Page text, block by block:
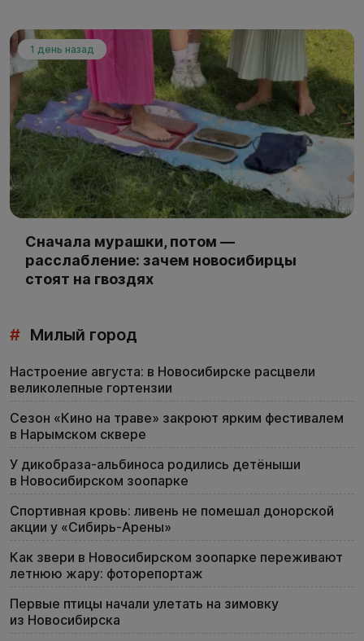
1 день назад
Сначала мурашки, потом —
расслабление: зачем новосибирцы
стоят на гвоздях
# Милый город
Настроение августа: в Новосибирске расцвели
великолепные гортензии
Сезон «Кино на траве» закроют ярким фестивалем
в Нарымском сквере
У дикобраза-альбиноса родились детёныши
в Новосибирском зоопарке
Спортивная кровь: ливень не помешал донорской
акции у «Сибирь-Арены»
Как звери в Новосибирском зоопарке переживают
летнюю жару: фоторепортаж
Первые птицы начали улетать на зимовку
из Новосибирска